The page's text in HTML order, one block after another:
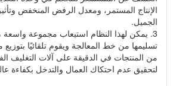
الإنتاج المستمر، ومعدل الرفض المنخفض
الجميل.
3. يمكن لهذا النظام استيعاب مجموعة واسعة
تسليمها من خط المعالجة ويقوم تلقائيًا
من المنتجات في الدقيقة على آلات التغليف
لتحقيق عدم احتكاك العمال والتدخل بكفاءة